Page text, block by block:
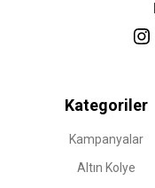
Kategoriler
Kampanyalar
Altın Kolye